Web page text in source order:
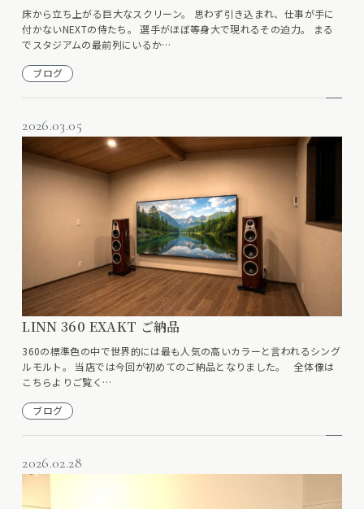
床から立ち上がる巨大なスクリーン。 思わず引き込まれ、仕事が手に
付かないNEXTの侍たち。 選手がほぼ等身大で現れるその迫力。 まる
でスタジアムの最前列にいるか…
ブログ
2026.03.05
LINN 360 EXAKT ご納品
360の標準色の中で世界的には最も人気の高いカラーと言われるシング
ルモルト。 当店では今回が初めてのご納品となりました。 全体像は
こちらよりご覧く…
ブログ
2026.02.28